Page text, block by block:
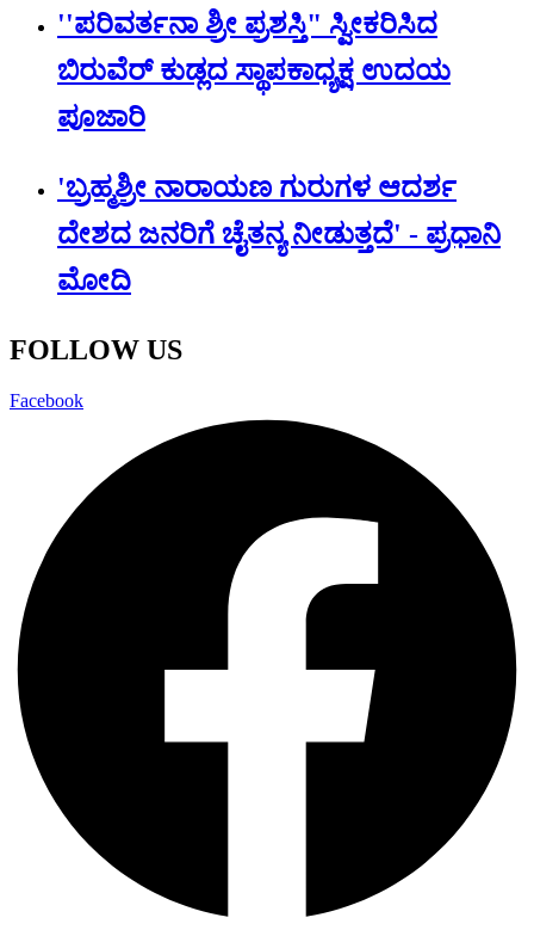
''ಪರಿವರ್ತನಾ ಶ್ರೀ ಪ್ರಶಸ್ತಿ" ಸ್ವೀಕರಿಸಿದ
ಬಿರುವೆರ್ ಕುಡ್ಲದ ಸ್ಥಾಪಕಾಧ್ಯಕ್ಷ ಉದಯ
ಪೂಜಾರಿ
'ಬ್ರಹ್ಮಶ್ರೀ ನಾರಾಯಣ ಗುರುಗಳ ಆದರ್ಶ
ದೇಶದ ಜನರಿಗೆ ಚೈತನ್ಯ ನೀಡುತ್ತದೆ' - ಪ್ರಧಾನಿ
ಮೋದಿ
FOLLOW US
Facebook